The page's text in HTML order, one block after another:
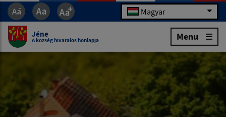
Magyar
Jéne
A község hivatalos honlapja Menu